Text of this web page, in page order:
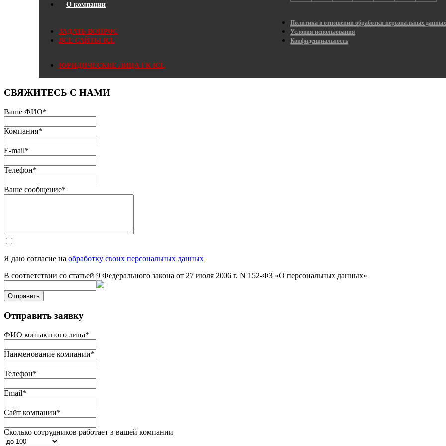
О компании
ЗАДАТЬ ВОПРОС
ВСЕ САЙТЫ ICL
ЮРИДИЧЕСКИЕ ЛИЦА ГК ICL
Политика в отношении обработки персональных данных
Условия использования
Конфиденциальность
СВЯЖИТЕСЬ С НАМИ
Ваше ФИО*
Компания*
E-mail*
Телефон*
Ваше сообщение*
Я даю согласие на обработку своих персональных данных
В соответствии со статьей 9 Федерального закона от 27 июля 2006 г. N 152-ФЗ «О персональных данных»
Отправить
Отправить заявку
ФИО контактного лица*
Наименование компании*
Телефон*
Email*
Сайт компании*
Сколько сотрудников работает в вашей компании